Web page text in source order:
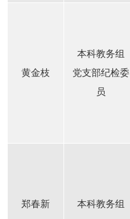
黄金枝
本科教务组
党支部纪检委
员
郑春新 本科教务组